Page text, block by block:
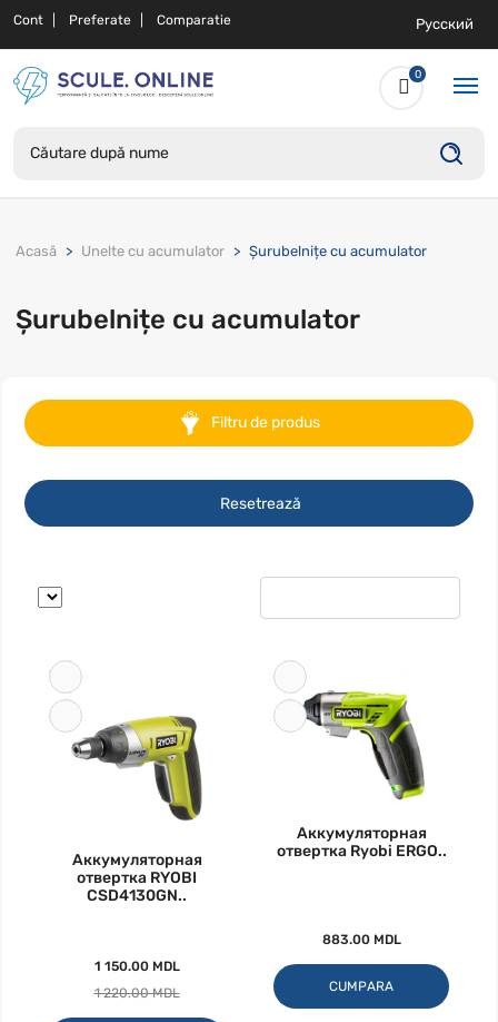
Cont Preferate Comparatie Русский
0
Acasă Unelte cu acumulator Șurubelnițe cu acumulator
Șurubelnițe cu acumulator
Filtru de produs
Resetrează
-6%
Аккумуляторная
отвертка RYOBI
CSD4130GN..
1 150.00 MDL
1 220.00 MDL
Аккумуляторная
отвертка Ryobi ERGO..
883.00 MDL
CUMPARA